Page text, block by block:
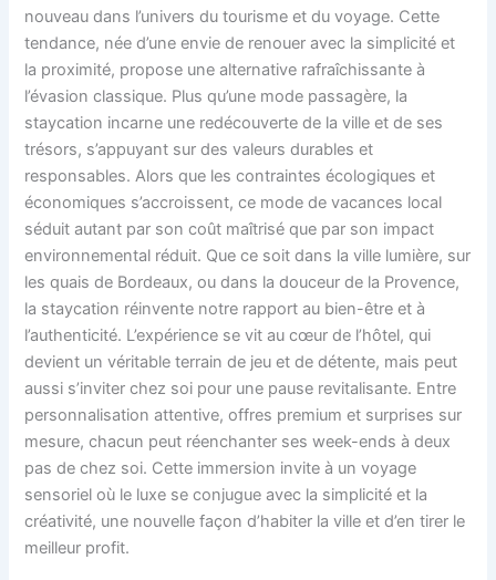
nouveau dans l’univers du tourisme et du voyage. Cette
tendance, née d’une envie de renouer avec la simplicité et
la proximité, propose une alternative rafraîchissante à
l’évasion classique. Plus qu’une mode passagère, la
staycation incarne une redécouverte de la ville et de ses
trésors, s’appuyant sur des valeurs durables et
responsables. Alors que les contraintes écologiques et
économiques s’accroissent, ce mode de vacances local
séduit autant par son coût maîtrisé que par son impact
environnemental réduit. Que ce soit dans la ville lumière, sur
les quais de Bordeaux, ou dans la douceur de la Provence,
la staycation réinvente notre rapport au bien-être et à
l’authenticité. L’expérience se vit au cœur de l’hôtel, qui
devient un véritable terrain de jeu et de détente, mais peut
aussi s’inviter chez soi pour une pause revitalisante. Entre
personnalisation attentive, offres premium et surprises sur
mesure, chacun peut réenchanter ses week-ends à deux
pas de chez soi. Cette immersion invite à un voyage
sensoriel où le luxe se conjugue avec la simplicité et la
créativité, une nouvelle façon d’habiter la ville et d’en tirer le
meilleur profit.